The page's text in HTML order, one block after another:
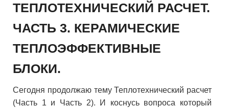
ТЕПЛОТЕХНИЧЕСКИЙ РАСЧЕТ.
ЧАСТЬ 3. КЕРАМИЧЕСКИЕ
ТЕПЛОЭФФЕКТИВНЫЕ
БЛОКИ.
Сегодня продолжаю тему Теплотехнический расчет
(Часть 1 и Часть 2). И коснусь вопроса который